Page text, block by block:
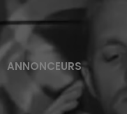
ANNONCEURS